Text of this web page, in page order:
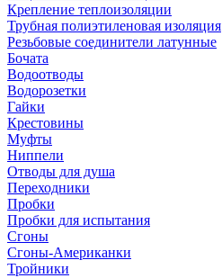
Крепление теплоизоляции
Трубная полиэтиленовая изоляция
Резьбовые соединители латунные
Бочата
Водоотводы
Водорозетки
Гайки
Крестовины
Муфты
Ниппели
Отводы для душа
Переходники
Пробки
Пробки для испытания
Сгоны
Сгоны-Американки
Тройники